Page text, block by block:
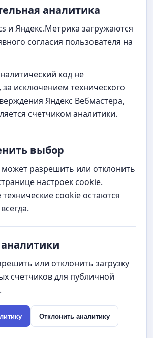
аналитика
и Яндекс.Метрика загружаются
согласия пользователя на
код не
исключением технического
Яндекс Вебмастера,
счетчиком аналитики.
выбор
разрешить или отклонить
настроек cookie.
cookie остаются
или отклонить загрузку
счетчиков для публичной
Отклонить аналитику